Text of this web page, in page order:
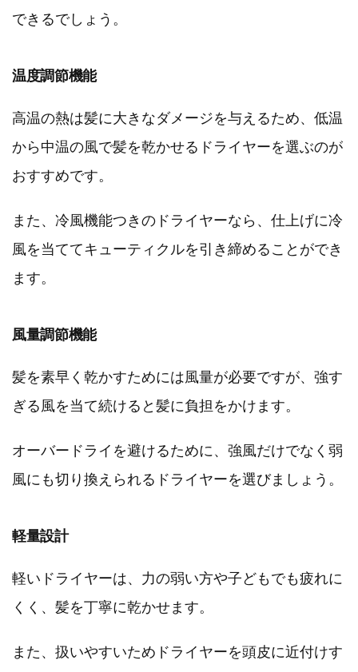
できるでしょう。
温度調節機能
高温の熱は髪に大きなダメージを与えるため、低温
から中温の風で髪を乾かせるドライヤーを選ぶのが
おすすめです。
また、冷風機能つきのドライヤーなら、仕上げに冷
風を当ててキューティクルを引き締めることができ
ます。
風量調節機能
髪を素早く乾かすためには風量が必要ですが、強す
ぎる風を当て続けると髪に負担をかけます。
オーバードライを避けるために、強風だけでなく弱
風にも切り換えられるドライヤーを選びましょう。
軽量設計
軽いドライヤーは、力の弱い方や子どもでも疲れに
くく、髪を丁寧に乾かせます。
また、扱いやすいためドライヤーを頭皮に近付けす